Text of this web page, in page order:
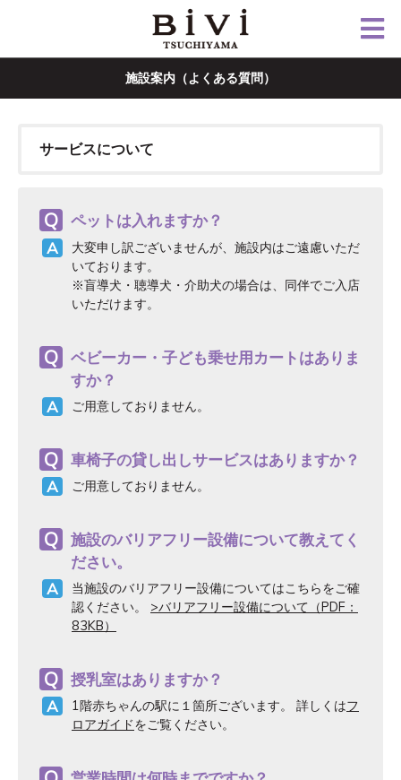
施設案内（よくある質問）
サービスについて
ペットは入れますか？
大変申し訳ございませんが、施設内はご遠慮いただ
いております。
※盲導犬・聴導犬・介助犬の場合は、同伴でご入店
いただけます。
ベビーカー・子ども乗せ用カートはありま
すか？
ご用意しておりません。
車椅子の貸し出しサービスはありますか？
ご用意しておりません。
施設のバリアフリー設備について教えてく
ださい。
当施設のバリアフリー設備についてはこちらをご確
認ください。 >バリアフリー設備について（PDF：
83KB）
授乳室はありますか？
1階赤ちゃんの駅に１箇所ございます。 詳しくはフ
ロアガイドをご覧ください。